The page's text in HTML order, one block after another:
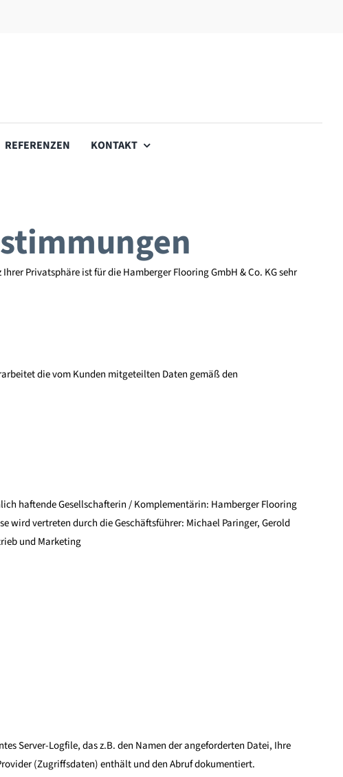
REFERENZEN KONTAKT
Privatsphäre ist für die Hamberger Flooring GmbH & Co. KG sehr
die vom Kunden mitgeteilten Daten gemäß den
haftende Gesellschafterin / Komplementärin: Hamberger Flooring
wird vertreten durch die Geschäftsführer: Michael Paringer, Gerold
und Marketing
Server-Logfile, das z.B. den Namen der angeforderten Datei, Ihre
(Zugriffsdaten) enthält und den Abruf dokumentiert.